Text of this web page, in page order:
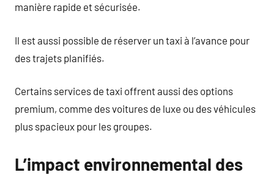
manière rapide et sécurisée.
Il est aussi possible de réserver un taxi à l’avance pour
des trajets planifiés.
Certains services de taxi offrent aussi des options
premium, comme des voitures de luxe ou des véhicules
plus spacieux pour les groupes.
L’impact environnemental des